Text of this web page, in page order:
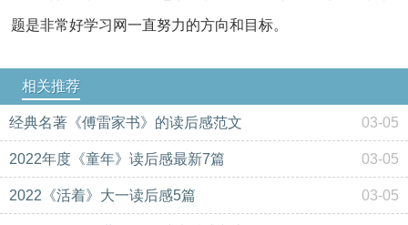
题是非常好学习网一直努力的方向和目标。
相关推荐
经典名著《傅雷家书》的读后感范文 03-05
2022年度《童年》读后感最新7篇 03-05
2022《活着》大一读后感5篇 03-05